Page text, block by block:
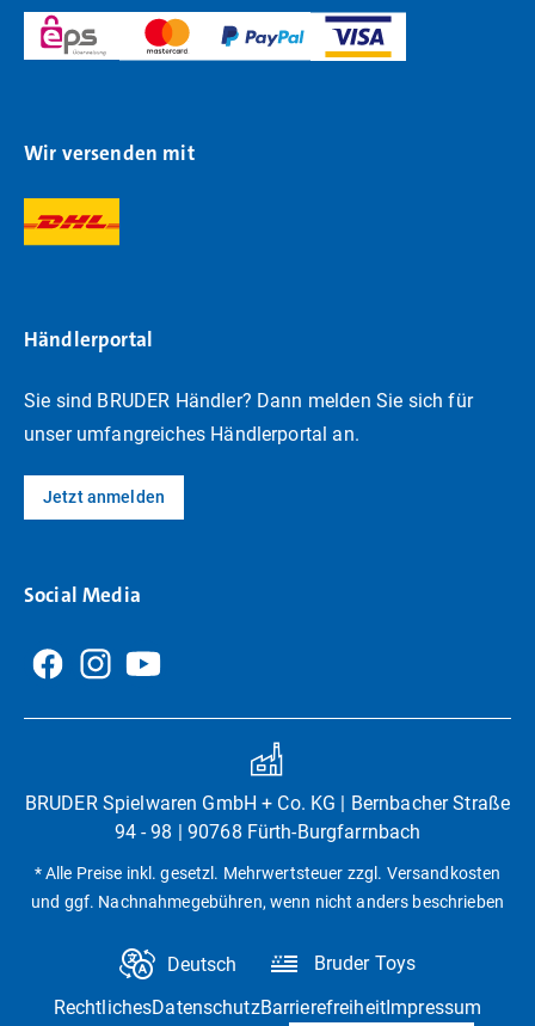
Wir versenden mit
Händlerportal
Sie sind BRUDER Händler? Dann melden Sie sich für
unser umfangreiches Händlerportal an.
Jetzt anmelden
Social Media
BRUDER Spielwaren GmbH + Co. KG | Bernbacher Straße
94 - 98 | 90768 Fürth-Burgfarrnbach
* Alle Preise inkl. gesetzl. Mehrwertsteuer zzgl. Versandkosten
und ggf. Nachnahmegebühren, wenn nicht anders beschrieben
Deutsch
Bruder Toys
RechtlichesDatenschutzBarrierefreiheitImpressum